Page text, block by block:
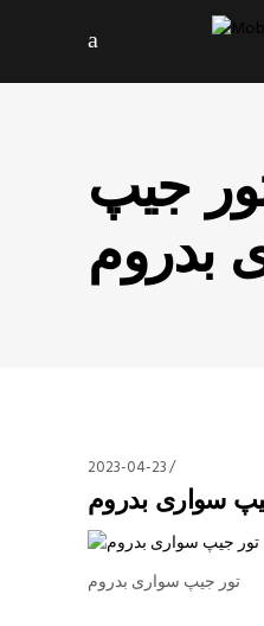
جیپ
بدروم
2023-04-23
سواری بدروم
تور جیپ سواری بدروم